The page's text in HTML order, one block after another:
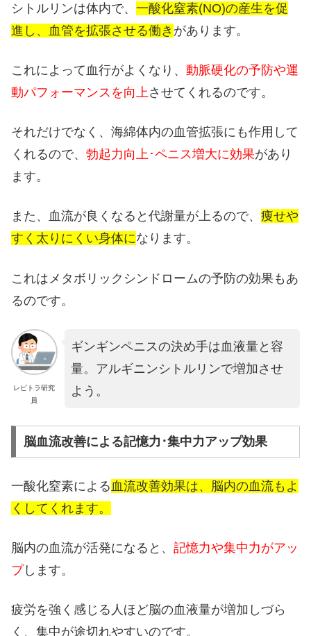
シトルリンは体内で、 一酸化窒素(NO)の産生を促
進し、血管を拡張させる働き があります。
これによって血行がよくなり、 動脈硬化の予防や運
動パフォーマンスを向上 させてくれるのです。
それだけでなく、海綿体内の血管拡張にも作用して
くれるので、 勃起力向上･ペニス増大に効果があり
ます。
また、血流が良くなると代謝量が上るので、 痩せや
すく太りにくい身体になります。
これはメタボリックシンドロームの予防の効果もあ
るのです。
レビトラ研究
員
ギンギンペニスの決め手は血液量と容
量。アルギニンシトルリンで増加させ
よう。
脳血流改善による記憶力･集中力アップ効果
一酸化窒素による 血流改善効果は、脳内の血流もよ
くしてくれます。
脳内の血流が活発になると、 記憶力や集中力がアッ
プします。
疲労を強く感じる人ほど脳の血液量が増加しづら
く、集中が途切れやすいのです。